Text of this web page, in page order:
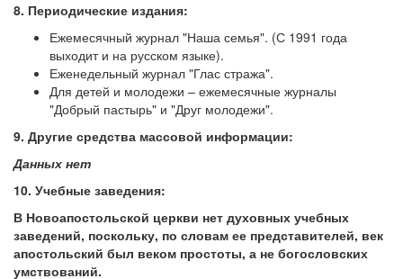
8. Периодические издания:
Ежемесячный журнал "Наша семья". (С 1991 года
выходит и на русском языке).
Еженедельный журнал "Глас стража".
Для детей и молодежи – ежемесячные журналы
"Добрый пастырь" и "Друг молодежи".
9. Другие средства массовой информации:
Данных нет
10. Учебные заведения:
В Новоапостольской церкви нет духовных учебных
заведений, поскольку, по словам ее представителей, век
апостольский был веком простоты, а не богословских
умствований.